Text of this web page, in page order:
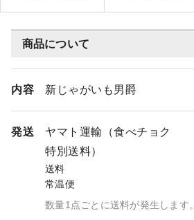
商品について
内容 新じゃがいも男爵
発送
ヤマト運輸（食べチョク
特別送料）
送料
常温便
数量1点ごとに送料が発生します。